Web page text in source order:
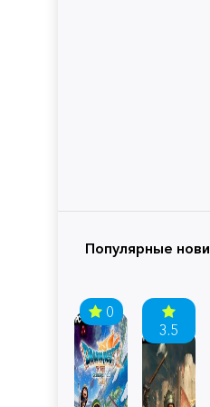
Популярные
0
3.5